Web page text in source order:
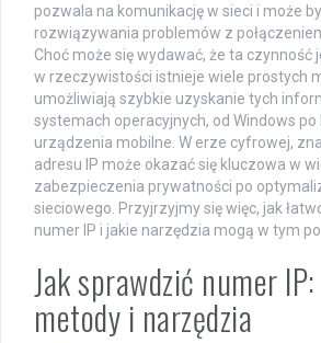
pozwala na komunikację w sieci i może
rozwiązywania problemów z
Choć może się wydawać, że ta czynność
w rzeczywistości istnieje wiele prostych
umożliwiają szybkie uzyskanie tych
systemach operacyjnych, od Windows po
urządzenia mobilne. W erze cyfrowej,
adresu IP może okazać się kluczowa w
zabezpieczenia prywatności po
sieciowego. Przyjrzyjmy się więc, jak
numer IP i jakie narzędzia mogą w tym
Jak sprawdzić numer
metody i narzędzia